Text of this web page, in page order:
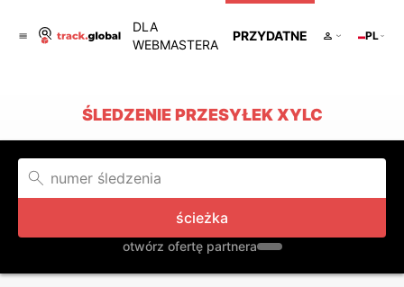
DLA
WEBMASTERA
PRZYDATNE PL
ŚLEDZENIE PRZESYŁEK XYLC
ścieżka
otwórz ofertę partnera